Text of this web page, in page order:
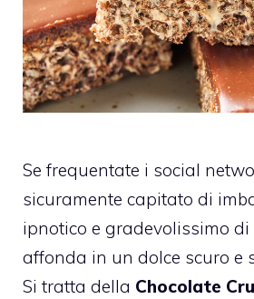
Se frequentate i social
sicuramente capitato di
ipnotico e gradevolissimo di
affonda in un dolce scuro e
Si tratta della Chocolate